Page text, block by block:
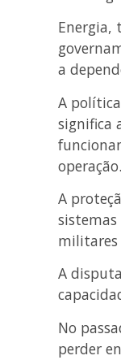
Energia,
a
A
significa
operação.
A
militares
A
No
perder